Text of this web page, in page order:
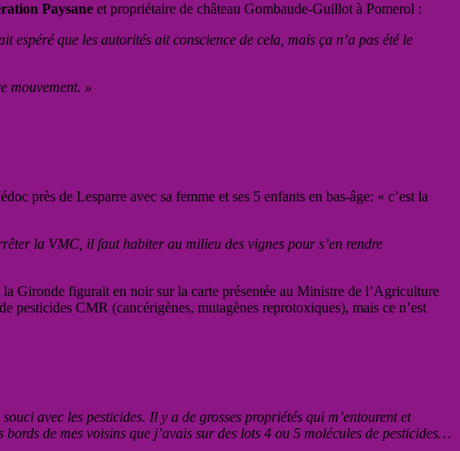
Paysane et propriétaire de château Gombaude-Guillot à Pomerol :
que les autorités ait conscience de cela, mais ça n’a pas été le
mouvement. »
près de Lesparre avec sa femme et ses 5 enfants en bas-âge: « c’est la
la VMC, il faut habiter au milieu des vignes pour s’en rendre
Gironde figurait en noir sur la carte présentée au Ministre de l’Agriculture
pesticides CMR (cancérigènes, mutagènes reprotoxiques), mais ce n’est
avec les pesticides. Il y a de grosses propriétés qui m’entourent et
de mes voisins que j’avais sur des lots 4 ou 5 molécules de pesticides…